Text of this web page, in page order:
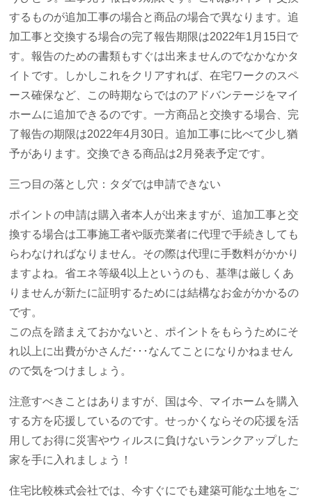
するものが追加工事の場合と商品の場合で異なります。追
加工事と交換する場合の完了報告期限は2022年1月15日で
す。報告のための書類もすぐは出来ませんのでなかなかタ
イトです。しかしこれをクリアすれば、在宅ワークのスペ
ース確保など、この時期ならではのアドバンテージをマイ
ホームに追加できるのです。一方商品と交換する場合、完
了報告の期限は2022年4月30日。追加工事に比べて少し猶
予があります。交換できる商品は2月発表予定です。
三つ目の落とし穴：タダでは申請できない
ポイントの申請は購入者本人が出来ますが、追加工事と交
換する場合は工事施工者や販売業者に代理で手続きしても
らわなければなりません。その際は代理に手数料がかかり
ますよね。省エネ等級4以上というのも、基準は厳しくあ
りませんが新たに証明するためには結構なお金がかかるの
です。
この点を踏まえておかないと、ポイントをもらうためにそ
れ以上に出費がかさんだ･･･なんてことになりかねません
ので気をつけましょう。
注意すべきことはありますが、国は今、マイホームを購入
する方を応援しているのです。せっかくならその応援を活
用してお得に災害やウィルスに負けないランクアップした
家を手に入れましょう！
住宅比較株式会社では、今すぐにでも建築可能な土地をご